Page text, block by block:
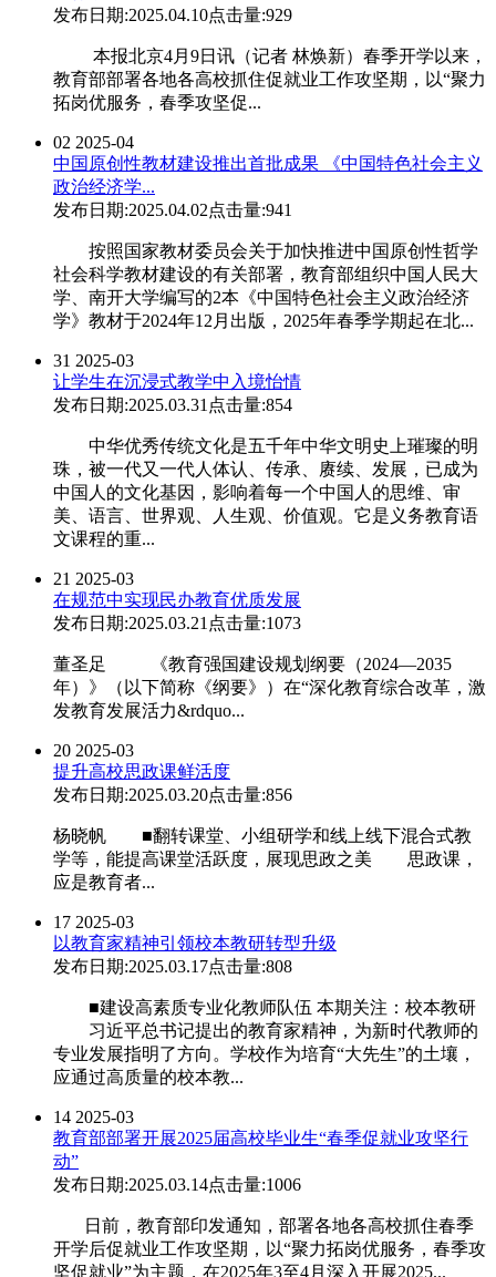
发布日期:2025.04.10点击量:929
本报北京4月9日讯（记者 林焕新）春季开学以来，
教育部部署各地各高校抓住促就业工作攻坚期，以“聚力
拓岗优服务，春季攻坚促...
02 2025-04
中国原创性教材建设推出首批成果 《中国特色社会主义
政治经济学...
发布日期:2025.04.02点击量:941
按照国家教材委员会关于加快推进中国原创性哲学
社会科学教材建设的有关部署，教育部组织中国人民大
学、南开大学编写的2本《中国特色社会主义政治经济
学》教材于2024年12月出版，2025年春季学期起在北...
31 2025-03
让学生在沉浸式教学中入境怡情
发布日期:2025.03.31 点击量:854
中华优秀传统文化是五千年中华文明史上璀璨的明
珠，被一代又一代人体认、传承、赓续、发展，已成为
中国人的文化基因，影响着每一个中国人的思维、审
美、语言、世界观、人生观、价值观。它是义务教育语
文课程的重...
21 2025-03
在规范中实现民办教育优质发展
发布日期:2025.03.21 点击量:1073
董圣足 《教育强国建设规划纲要（2024—2035
年）》（以下简称《纲要》）在“深化教育综合改革，激
发教育发展活力&rdquo...
20 2025-03
提升高校思政课鲜活度
发布日期:2025.03.20点击量:856
杨晓帆 ■翻转课堂、小组研学和线上线下混合式教
学等，能提高课堂活跃度，展现思政之美 思政课，
应是教育者...
17 2025-03
以教育家精神引领校本教研转型升级
发布日期:2025.03.17点击量:808
■建设高素质专业化教师队伍 本期关注：校本教研
习近平总书记提出的教育家精神，为新时代教师的
专业发展指明了方向。学校作为培育“大先生”的土壤，
应通过高质量的校本教...
14 2025-03
教育部部署开展2025届高校毕业生“春季促就业攻坚行
动”
发布日期:2025.03.14点击量:1006
日前，教育部印发通知，部署各地各高校抓住春季
开学后促就业工作攻坚期，以“聚力拓岗优服务，春季攻
坚促就业”为主题，在2025年3至4月深入开展2025...